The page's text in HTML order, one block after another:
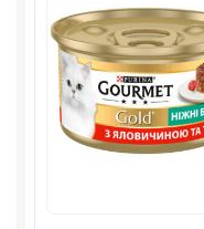
террин
90г